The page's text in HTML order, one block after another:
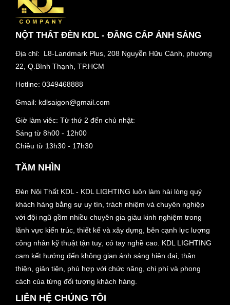
NỘT THẤT ĐÈN KDL - ĐẲNG CẤP ÁNH SÁNG
Địa chỉ: L8-Landmark Plus, 208 Nguyễn Hữu Cảnh, phường
22, Q.Bình Thạnh, TP.HCM
Hotline: 0349468888
Gmail: kdlsaigon@gmail.com
Giờ làm viêc: Từ thứ 2 đến chủ nhật:
Sáng từ 8h00 - 12h00
Chiều từ 13h30 - 17h30
TẦM NHÌN
Đèn Nội Thất KDL - KDL LIGHTING luôn làm hài lòng quý
khách hàng bằng sự uy tín, trách nhiệm và chuyên nghiệp
với đội ngũ gồm nhiều chuyên gia giàu kinh nghiệm trong
lãnh vực kiến trúc, thiết kế và xây dựng, bên cạnh lực lượng
công nhân kỹ thuật tận tuỵ, có tay nghề cao. KDL LIGHTING
cam kết hướng đến không gian ánh sáng hiện đại, thân
thiện, giản tiện, phù hợp với chức năng, chi phí và phong
cách của từng đối tượng khách hàng.
LIÊN HỆ CHÚNG TÔI